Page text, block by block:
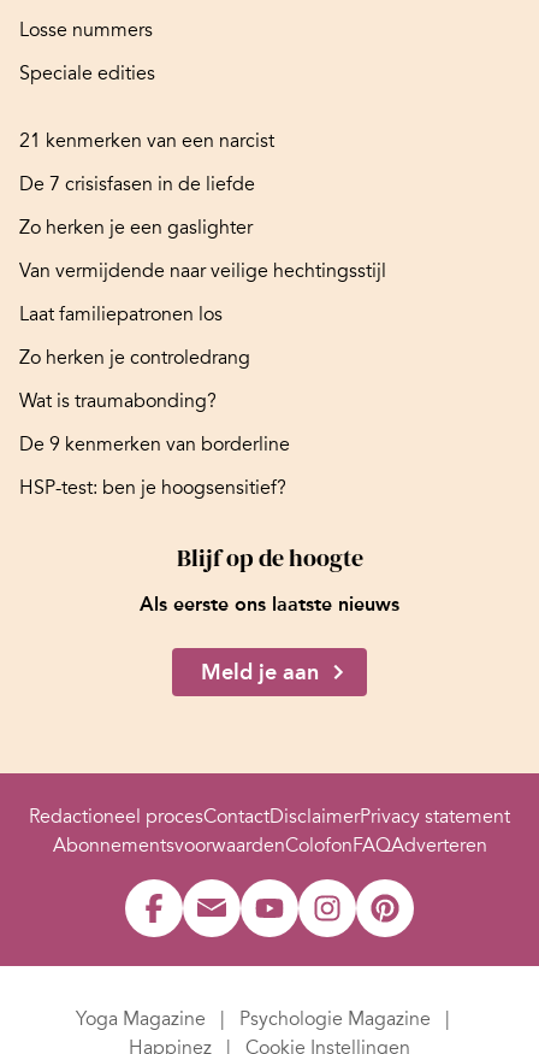
Losse nummers
Speciale edities
21 kenmerken van een narcist
De 7 crisisfasen in de liefde
Zo herken je een gaslighter
Van vermijdende naar veilige hechtingsstijl
Laat familiepatronen los
Zo herken je controledrang
Wat is traumabonding?
De 9 kenmerken van borderline
HSP-test: ben je hoogsensitief?
Blijf op de hoogte
Als eerste ons laatste nieuws
Meld je aan
Redactioneel procesContactDisclaimerPrivacy statement
AbonnementsvoorwaardenColofonFAQAdverteren
Yoga Magazine
Psychologie Magazine
Happinez
Cookie Instellingen